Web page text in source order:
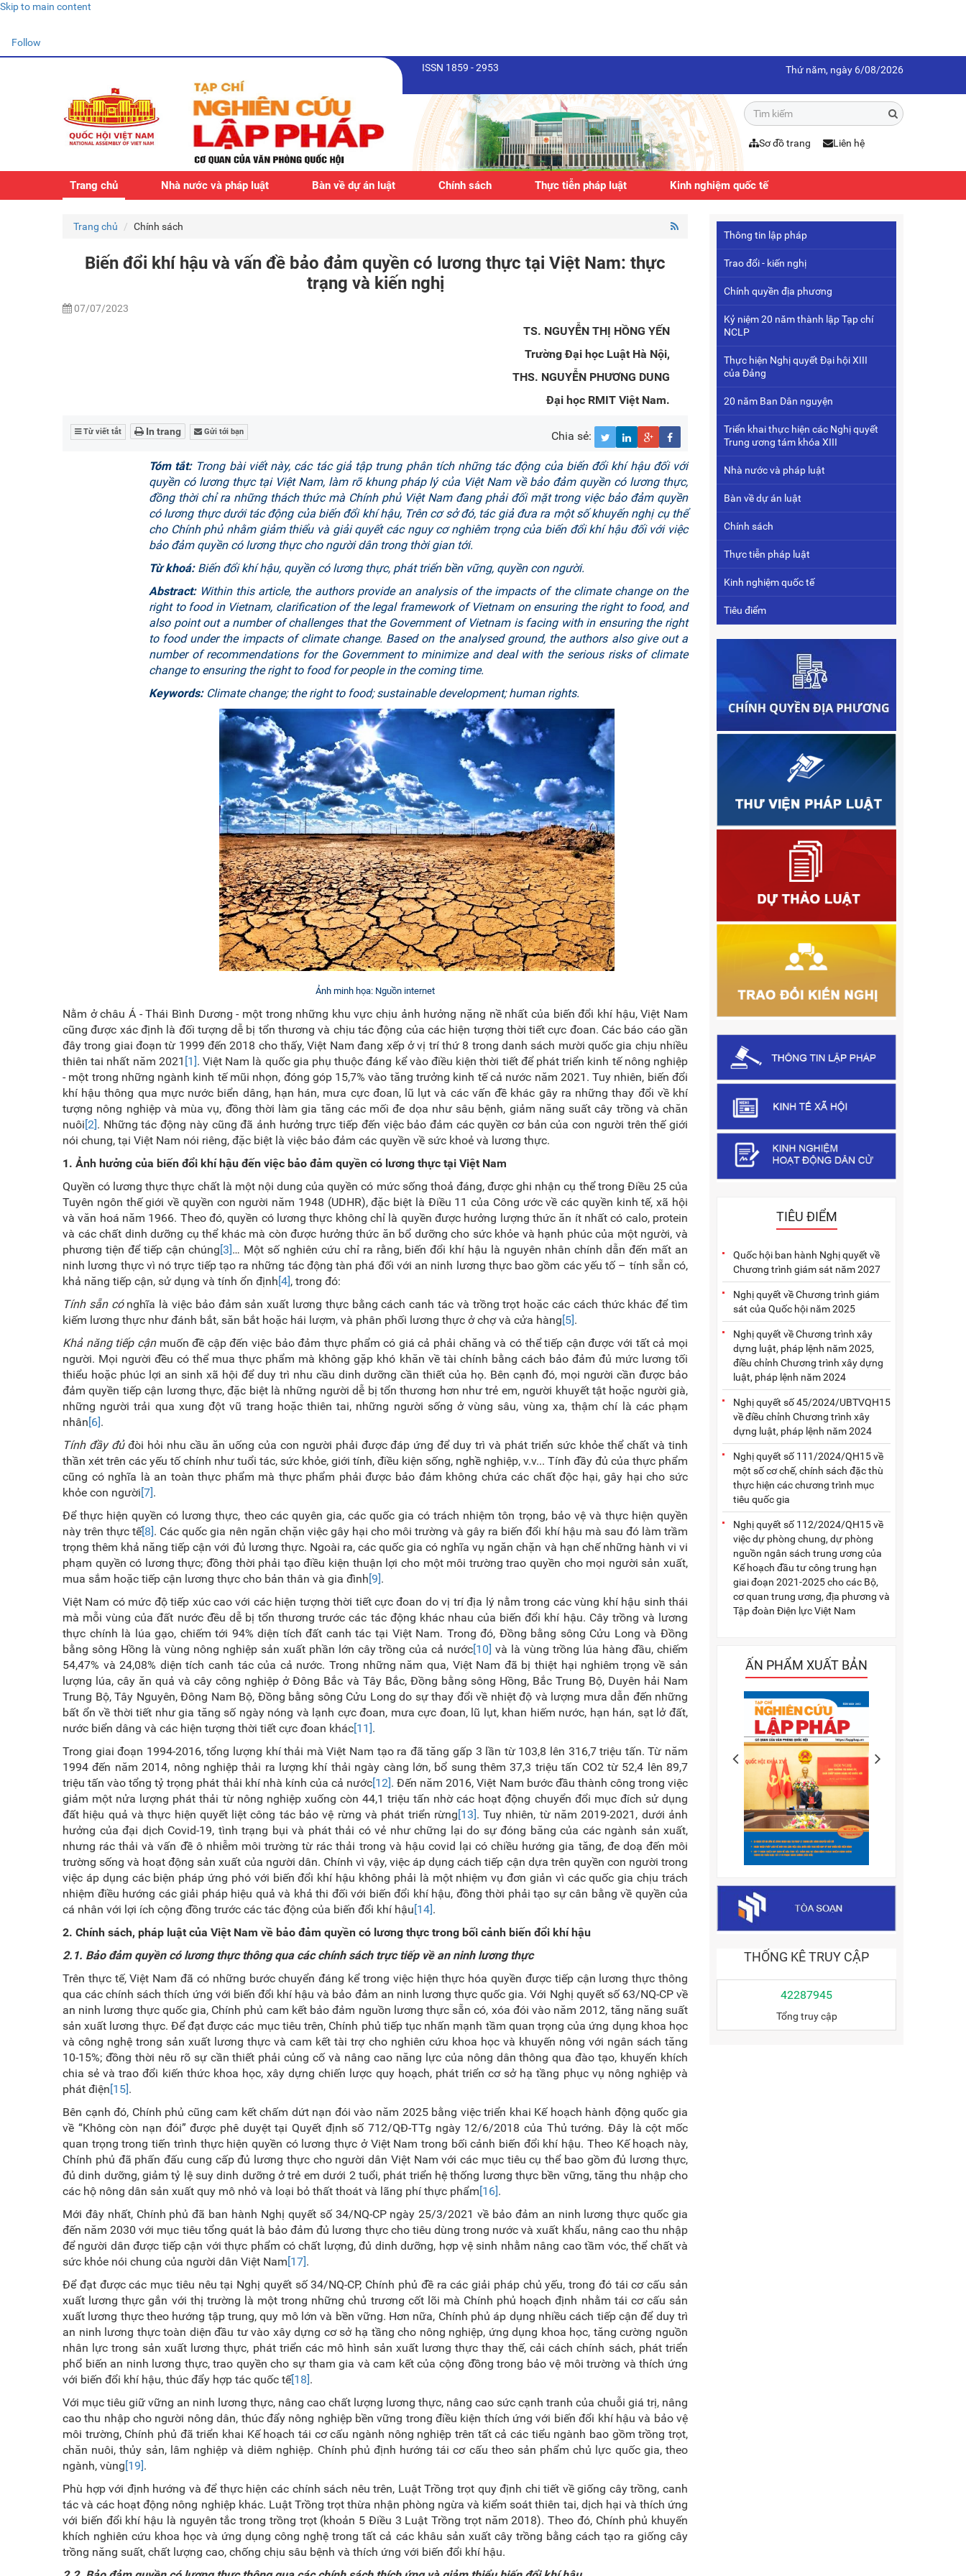
Skip to main content
Follow
ISSN 1859 - 2953 Thứ năm, ngày 6/08/2026
Sơ đồ trang Liên hệ
Trang chủ Nhà nước và pháp luật Bàn về dự án luật Chính sách Thực tiễn pháp luật Kinh nghiệm quốc tế
Trang chủ Chính sách
Biến đổi khí hậu và vấn đề bảo đảm quyền có lương thực tại Việt Nam: thực
trạng và kiến nghị
07/07/2023
TS. NGUYỄN THỊ HỒNG YẾN
Trường Đại học Luật Hà Nội,
THS. NGUYỄN PHƯƠNG DUNG
Đại học RMIT Việt Nam.
Từ viết tắt In trang Gửi tới bạn Chia sẻ:
Tóm tắt:Trong bài viết này, các tác giả tập trung phân tích những tác động của biến đổi khí hậu đối với
quyền có lương thực tại Việt Nam, làm rõ khung pháp lý của Việt Nam về bảo đảm quyền có lương thực,
đồng thời chỉ ra những thách thức mà Chính phủ Việt Nam đang phải đối mặt trong việc bảo đảm quyền
có lương thực dưới tác động của biến đổi khí hậu, Trên cơ sở đó, tác giả đưa ra một số khuyến nghị cụ thể
cho Chính phủ nhằm giảm thiểu và giải quyết các nguy cơ nghiêm trọng của biến đổi khí hậu đối với việc
bảo đảm quyền có lương thực cho người dân trong thời gian tới.
Từ khoá:Biến đổi khí hậu, quyền có lương thực, phát triển bền vững, quyền con người.
Abstract:Within this article, the authors provide an analysis of the impacts of the climate change on the
right to food in Vietnam, clarification of the legal framework of Vietnam on ensuring the right to food, and
also point out a number of challenges that the Government of Vietnam is facing with in ensuring the right
to food under the impacts of climate change. Based on the analysed ground, the authors also give out a
number of recommendations for the Government to minimize and deal with the serious risks of climate
change to ensuring the right to food for people in the coming time.
Keywords:Climate change; the right to food; sustainable development; human rights.
Ảnh minh họa: Nguồn internet
Nằm ở châu Á - Thái Bình Dương - một trong những khu vực chịu ảnh hưởng nặng nề nhất của biến đổi khí hậu, Việt Nam
cũng được xác định là đối tượng dễ bị tổn thương và chịu tác động của các hiện tượng thời tiết cực đoan. Các báo cáo gần
đây trong giai đoạn từ 1999 đến 2018 cho thấy, Việt Nam đang xếp ở vị trí thứ 8 trong danh sách mười quốc gia chịu nhiều
thiên tai nhất năm 2021 [1]. Việt Nam là quốc gia phụ thuộc đáng kể vào điều kiện thời tiết để phát triển kinh tế nông nghiệp
- một trong những ngành kinh tế mũi nhọn, đóng góp 15,7% vào tăng trưởng kinh tế cả nước năm 2021. Tuy nhiên, biến đổi
khí hậu thông qua mực nước biển dâng, hạn hán, mưa cực đoan, lũ lụt và các vấn đề khác gây ra những thay đổi về khí
tượng nông nghiệp và mùa vụ, đồng thời làm gia tăng các mối đe dọa như sâu bệnh, giảm năng suất cây trồng và chăn
nuôi[2]. Những tác động này cũng đã ảnh hưởng trực tiếp đến việc bảo đảm các quyền cơ bản của con người trên thế giới
nói chung, tại Việt Nam nói riêng, đặc biệt là việc bảo đảm các quyền về sức khoẻ và lương thực.
1. Ảnh hưởng của biến đổi khí hậu đến việc bảo đảm quyền có lương thực tại Việt Nam
Quyền có lương thực thực chất là một nội dung của quyền có mức sống thoả đáng, được ghi nhận cụ thể trong Điều 25 của
Tuyên ngôn thế giới về quyền con người năm 1948 (UDHR), đặc biệt là Điều 11 của Công ước về các quyền kinh tế, xã hội
và văn hoá năm 1966. Theo đó, quyền có lương thực không chỉ là quyền được hưởng lượng thức ăn ít nhất có calo, protein
và các chất dinh dưỡng cụ thể khác mà còn được hưởng thức ăn bổ dưỡng cho sức khỏe và hạnh phúc của một người, và
phương tiện để tiếp cận chúng[3]… Một số nghiên cứu chỉ ra rằng, biến đổi khí hậu là nguyên nhân chính dẫn đến mất an
ninh lương thực vì nó trực tiếp tạo ra những tác động tàn phá đối với an ninh lương thực bao gồm các yếu tố – tính sẵn có,
khả năng tiếp cận, sử dụng và tính ổn định[4], trong đó:
Tính sẵn cónghĩa là việc bảo đảm sản xuất lương thực bằng cách canh tác và trồng trọt hoặc các cách thức khác để tìm
kiếm lương thực như đánh bắt, săn bắt hoặc hái lượm, và phân phối lương thực ở chợ và cửa hàng[5].
Khả năng tiếp cậnmuốn đề cập đến việc bảo đảm thực phẩm có giá cả phải chăng và có thể tiếp cận được với tất cả mọi
người. Mọi người đều có thể mua thực phẩm mà không gặp khó khăn về tài chính bằng cách bảo đảm đủ mức lương tối
thiểu hoặc phúc lợi an sinh xã hội để duy trì nhu cầu dinh dưỡng cần thiết của họ. Bên cạnh đó, mọi người cần được bảo
đảm quyền tiếp cận lương thực, đặc biệt là những người dễ bị tổn thương hơn như trẻ em, người khuyết tật hoặc người già,
những người trải qua xung đột vũ trang hoặc thiên tai, những người sống ở vùng sâu, vùng xa, thậm chí là các phạm
nhân[6].
Tính đầy đủđòi hỏi nhu cầu ăn uống của con người phải được đáp ứng để duy trì và phát triển sức khỏe thể chất và tinh
thần xét trên các yếu tố chính như tuổi tác, sức khỏe, giới tính, điều kiện sống, nghề nghiệp, v.v... Tính đầy đủ của thực phẩm
cũng có nghĩa là an toàn thực phẩm mà thực phẩm phải được bảo đảm không chứa các chất độc hại, gây hại cho sức
khỏe con người[7].
Để thực hiện quyền có lương thực, theo các quyên gia, các quốc gia có trách nhiệm tôn trọng, bảo vệ và thực hiện quyền
này trên thực tế[8]. Các quốc gia nên ngăn chặn việc gây hại cho môi trường và gây ra biến đổi khí hậu mà sau đó làm trầm
trọng thêm khả năng tiếp cận với đủ lương thực. Ngoài ra, các quốc gia có nghĩa vụ ngăn chặn và hạn chế những hành vi vi
phạm quyền có lương thực; đồng thời phải tạo điều kiện thuận lợi cho một môi trường trao quyền cho mọi người sản xuất,
mua sắm hoặc tiếp cận lương thực cho bản thân và gia đình[9].
Việt Nam có mức độ tiếp xúc cao với các hiện tượng thời tiết cực đoan do vị trí địa lý nằm trong các vùng khí hậu sinh thái
mà mỗi vùng của đất nước đều dễ bị tổn thương trước các tác động khác nhau của biến đổi khí hậu. Cây trồng và lương
thực chính là lúa gạo, chiếm tới 94% diện tích đất canh tác tại Việt Nam. Trong đó, Đồng bằng sông Cửu Long và Đồng
bằng sông Hồng là vùng nông nghiệp sản xuất phần lớn cây trồng của cả nước[10] và là vùng trồng lúa hàng đầu, chiếm
54,47% và 24,08% diện tích canh tác của cả nước. Trong những năm qua, Việt Nam đã bị thiệt hại nghiêm trọng về sản
lượng lúa, cây ăn quả và cây công nghiệp ở Đông Bắc và Tây Bắc, Đồng bằng sông Hồng, Bắc Trung Bộ, Duyên hải Nam
Trung Bộ, Tây Nguyên, Đông Nam Bộ, Đồng bằng sông Cửu Long do sự thay đổi về nhiệt độ và lượng mưa dẫn đến những
bất ổn về thời tiết như gia tăng số ngày nóng và lạnh cực đoan, mưa cực đoan, lũ lụt, khan hiếm nước, hạn hán, sạt lở đất,
nước biển dâng và các hiện tượng thời tiết cực đoan khác[11].
Trong giai đoạn 1994-2016, tổng lượng khí thải mà Việt Nam tạo ra đã tăng gấp 3 lần từ 103,8 lên 316,7 triệu tấn. Từ năm
1994 đến năm 2014, nông nghiệp thải ra lượng khí thải ngày càng lớn, bổ sung thêm 37,3 triệu tấn CO2 từ 52,4 lên 89,7
triệu tấn vào tổng tỷ trọng phát thải khí nhà kính của cả nước[12]. Đến năm 2016, Việt Nam bước đầu thành công trong việc
giảm một nửa lượng phát thải từ nông nghiệp xuống còn 44,1 triệu tấn nhờ các hoạt động chuyển đổi mục đích sử dụng
đất hiệu quả và thực hiện quyết liệt công tác bảo vệ rừng và phát triển rừng[13]. Tuy nhiên, từ năm 2019-2021, dưới ảnh
hưởng của đại dịch Covid-19, tình trạng bụi và phát thải có vẻ như chững lại do sự đóng băng của các ngành sản xuất,
nhưng rác thải và vấn đề ô nhiễm môi trường từ rác thải trong và hậu covid lại có chiều hướng gia tăng, đe doạ đến môi
trường sống và hoạt động sản xuất của người dân. Chính vì vậy, việc áp dụng cách tiếp cận dựa trên quyền con người trong
việc áp dụng các biện pháp ứng phó với biến đổi khí hậu không phải là một nhiệm vụ đơn giản vì các quốc gia chịu trách
nhiệm điều hướng các giải pháp hiệu quả và khả thi đối với biến đổi khí hậu, đồng thời phải tạo sự cân bằng về quyền của
cá nhân với lợi ích cộng đồng trước các tác động của biến đổi khí hậu[14].
2. Chính sách, pháp luật của Việt Nam về bảo đảm quyền có lương thực trong bối cảnh biến đổi khí hậu
2.1. Bảo đảm quyềncólương thực thông qua các chính sách trực tiếp về an ninh lương thực
Trên thực tế, Việt Nam đã có những bước chuyển đáng kể trong việc hiện thực hóa quyền được tiếp cận lương thực thông
qua các chính sách thích ứng với biến đổi khí hậu và bảo đảm an ninh lương thực quốc gia. Với Nghị quyết số 63/NQ-CP về
an ninh lương thực quốc gia, Chính phủ cam kết bảo đảm nguồn lương thực sẵn có, xóa đói vào năm 2012, tăng năng suất
sản xuất lương thực. Để đạt được các mục tiêu trên, Chính phủ tiếp tục nhấn mạnh tầm quan trọng của ứng dụng khoa học
và công nghệ trong sản xuất lương thực và cam kết tài trợ cho nghiên cứu khoa học và khuyến nông với ngân sách tăng
10-15%; đồng thời nêu rõ sự cần thiết phải củng cố và nâng cao năng lực của nông dân thông qua đào tạo, khuyến khích
chia sẻ và trao đổi kiến thức khoa học, xây dựng chiến lược quy hoạch, phát triển cơ sở hạ tầng phục vụ nông nghiệp và
phát điện[15].
Bên cạnh đó, Chính phủ cũng cam kết chấm dứt nạn đói vào năm 2025 bằng việc triển khai Kế hoạch hành động quốc gia
về “Không còn nạn đói” được phê duyệt tại Quyết định số 712/QĐ-TTg ngày 12/6/2018 của Thủ tướng. Đây là cột mốc
quan trọng trong tiến trình thực hiện quyền có lương thực ở Việt Nam trong bối cảnh biến đổi khí hậu. Theo Kế hoạch này,
Chính phủ đã phấn đấu cung cấp đủ lương thực cho người dân Việt Nam với các mục tiêu cụ thể bao gồm đủ lương thực,
đủ dinh dưỡng, giảm tỷ lệ suy dinh dưỡng ở trẻ em dưới 2 tuổi, phát triển hệ thống lương thực bền vững, tăng thu nhập cho
các hộ nông dân sản xuất quy mô nhỏ và loại bỏ thất thoát và lãng phí thực phẩm[16].
Mới đây nhất, Chính phủ đã ban hành Nghị quyết số 34/NQ-CP ngày 25/3/2021 về bảo đảm an ninh lương thực quốc gia
đến năm 2030 với mục tiêu tổng quát là bảo đảm đủ lương thực cho tiêu dùng trong nước và xuất khẩu, nâng cao thu nhập
để người dân được tiếp cận với thực phẩm có chất lượng, đủ dinh dưỡng, hợp vệ sinh nhằm nâng cao tầm vóc, thể chất và
sức khỏe nói chung của người dân Việt Nam[17].
Để đạt được các mục tiêu nêu tại Nghị quyết số 34/NQ-CP, Chính phủ đề ra các giải pháp chủ yếu, trong đó tái cơ cấu sản
xuất lương thực gắn với thị trường là một trong những chủ trương cốt lõi mà Chính phủ hoạch định nhằm tái cơ cấu sản
xuất lương thực theo hướng tập trung, quy mô lớn và bền vững. Hơn nữa, Chính phủ áp dụng nhiều cách tiếp cận để duy trì
an ninh lương thực toàn diện đầu tư vào xây dựng cơ sở hạ tầng cho nông nghiệp, ứng dụng khoa học, tăng cường nguồn
nhân lực trong sản xuất lương thực, phát triển các mô hình sản xuất lương thực thay thế, cải cách chính sách, phát triển
phổ biến an ninh lương thực, trao quyền cho sự tham gia và cam kết của cộng đồng trong bảo vệ môi trường và thích ứng
với biến đổi khí hậu, thúc đẩy hợp tác quốc tế[18].
Với mục tiêu giữ vững an ninh lương thực, nâng cao chất lượng lương thực, nâng cao sức cạnh tranh của chuỗi giá trị, nâng
cao thu nhập cho người nông dân, thúc đẩy nông nghiệp bền vững trong điều kiện thích ứng với biến đổi khí hậu và bảo vệ
môi trường, Chính phủ đã triển khai Kế hoạch tái cơ cấu ngành nông nghiệp trên tất cả các tiểu ngành bao gồm trồng trọt,
chăn nuôi, thủy sản, lâm nghiệp và diêm nghiệp. Chính phủ định hướng tái cơ cấu theo sản phẩm chủ lực quốc gia, theo
ngành, vùng[19].
Phù hợp với định hướng và để thực hiện các chính sách nêu trên, Luật Trồng trọt quy định chi tiết về giống cây trồng, canh
tác và các hoạt động nông nghiệp khác. Luật Trồng trọt thừa nhận phòng ngừa và kiểm soát thiên tai, dịch hại và thích ứng
với biến đổi khí hậu là nguyên tắc trong trồng trọt (khoản 5 Điều 3 Luật Trồng trọt năm 2018). Theo đó, Chính phủ khuyến
khích nghiên cứu khoa học và ứng dụng công nghệ trong tất cả các khâu sản xuất cây trồng bằng cách tạo ra giống cây
trồng năng suất, chất lượng cao, chống chịu sâu bệnh và thích ứng với biến đổi khí hậu.
Thông tin lập pháp
Trao đổi - kiến nghị
Chính quyền địa phương
Kỷ niệm 20 năm thành lập Tạp chí
NCLP
Thực hiện Nghị quyết Đại hội XIII
của Đảng
20 năm Ban Dân nguyện
Triển khai thực hiện các Nghị quyết
Trung ương tám khóa XIII
Nhà nước và pháp luật
Bàn về dự án luật
Chính sách
Thực tiễn pháp luật
Kinh nghiệm quốc tế
Tiêu điểm
TIÊU ĐIỂM
Quốc hội ban hành Nghị quyết về
Chương trình giám sát năm 2027
Nghị quyết về Chương trình giám
sát của Quốc hội năm 2025
Nghị quyết về Chương trình xây
dựng luật, pháp lệnh năm 2025,
điều chỉnh Chương trình xây dựng
luật, pháp lệnh năm 2024
Nghị quyết số 45/2024/UBTVQH15
về điều chỉnh Chương trình xây
dựng luật, pháp lệnh năm 2024
Nghị quyết số 111/2024/QH15 về
một số cơ chế, chính sách đặc thù
thực hiện các chương trình mục
tiêu quốc gia
Nghị quyết số 112/2024/QH15 về
việc dự phòng chung, dự phòng
nguồn ngân sách trung ương của
Kế hoạch đầu tư công trung hạn
giai đoạn 2021-2025 cho các Bộ,
cơ quan trung ương, địa phương và
Tập đoàn Điện lực Việt Nam
ẤN PHẨM XUẤT BẢN
THỐNG KÊ TRUY CẬP
42287945
Tổng truy cập